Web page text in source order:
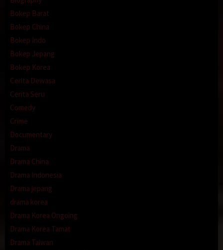
Bokep Barat
Bokep China
Bokep Indo
Bokep Jepang
Bokep Korea
Cerita Dewasa
Cerita Seru
Comedy
Crime
Documentary
Drama
Drama China
Drama Indonesia
Drama jepang
drama korea
Drama Korea Ongoing
Drama Korea Tamat
Drama Taiwan